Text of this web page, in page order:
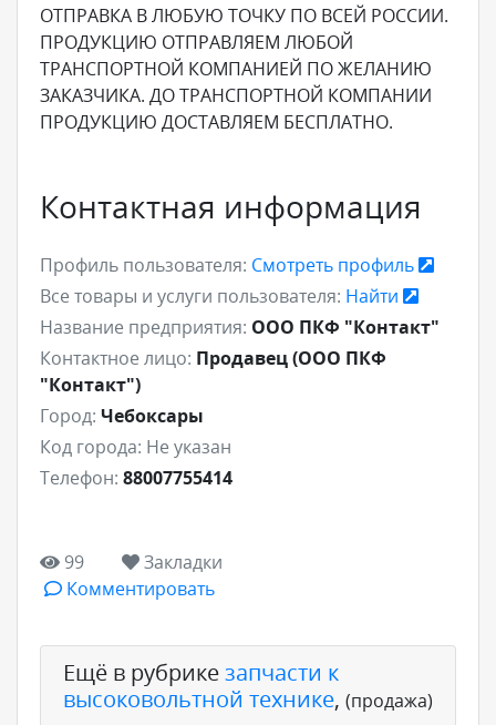
ОТПРАВКА В ЛЮБУЮ ТОЧКУ ПО ВСЕЙ РОССИИ.
ПРОДУКЦИЮ ОТПРАВЛЯЕМ ЛЮБОЙ
ТРАНСПОРТНОЙ КОМПАНИЕЙ ПО ЖЕЛАНИЮ
ЗАКАЗЧИКА. ДО ТРАНСПОРТНОЙ КОМПАНИИ
ПРОДУКЦИЮ ДОСТАВЛЯЕМ БЕСПЛАТНО.
Контактная информация
Профиль пользователя: Смотреть профиль
Все товары и услуги пользователя: Найти
Название предприятия: ООО ПКФ "Контакт"
Контактное лицо: Продавец (ООО ПКФ
"Контакт")
Город: Чебоксары
Код города: Не указан
Телефон: 88007755414
99
Закладки
Комментировать
Ещё в рубрикезапчасти к
высоковольтной технике, (продажа)